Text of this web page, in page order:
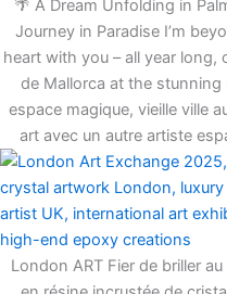
🌴 A Dream Unfolding in
Journey in Paradise I’m
heart with you – all year
de Mallorca at the stunning
espace magique, vieille ville
art avec un autre artiste
London ART Fier de briller